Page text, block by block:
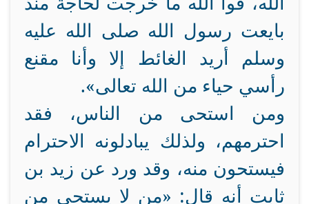
بايعت رسول الله صلى الله عليه
وسلم أريد الغائط إلا وأنا مقنع
رأسي حياء من الله تعالى».
ومن استحى من الناس، فقد
احترمهم، ولذلك يبادلونه الاحترام
فيستحون منه، وقد ورد عن زيد بن
ثابت أنه قال: «من لا يستحي من